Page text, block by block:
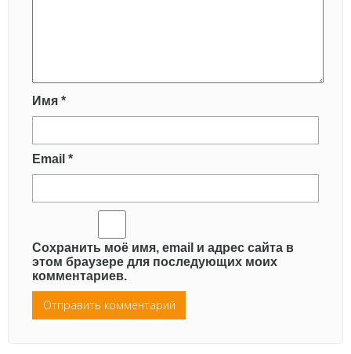
Имя *
Email *
Сохранить моё имя, email и адрес сайта в
этом браузере для последующих моих
комментариев.